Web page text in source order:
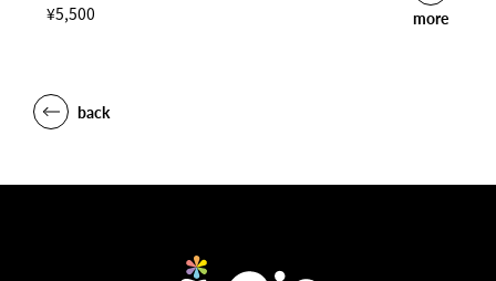
¥5,500
more
back